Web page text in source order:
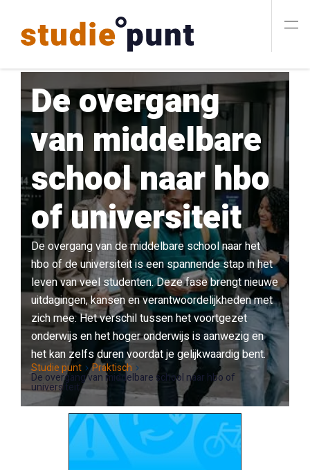
De overgang
van middelbare
school naar hbo
of universiteit
De overgang van de middelbare school naar het
hbo of de universiteit is een spannende stap in het
leven van veel studenten. Deze fase brengt nieuwe
uitdagingen, kansen en verantwoordelijkheden met
zich mee. Het verschil tussen het voortgezet
onderwijs en het hoger onderwijs is aanwezig en
het kan zelfs duren voordat je gelijkwaardig bent.
Studie punt Praktisch
De overgang van middelbare school naar hbo of
universiteit